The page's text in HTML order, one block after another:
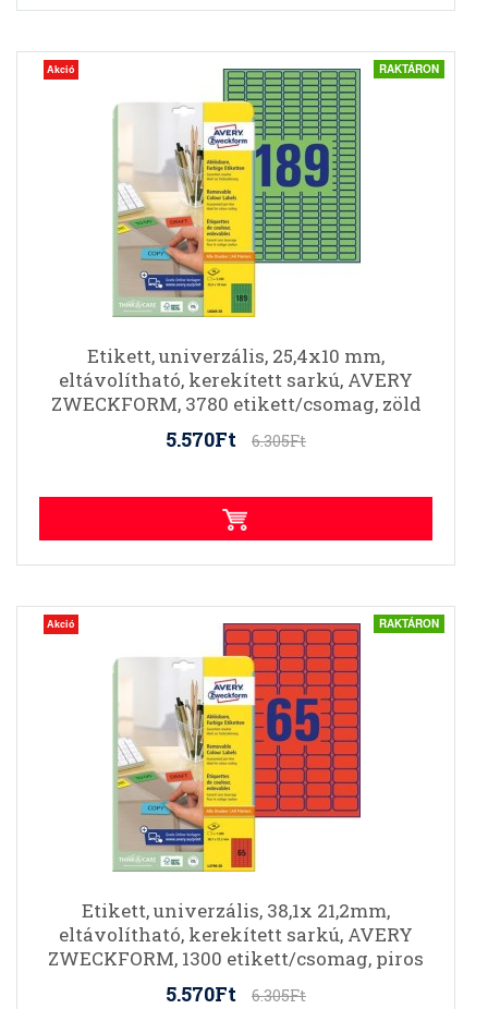
Akció RAKTÁRON
Etikett, univerzális, 25,4x10 mm,
eltávolítható, kerekített sarkú, AVERY
ZWECKFORM, 3780 etikett/csomag, zöld
5.570Ft 6.305Ft
Akció RAKTÁRON
Etikett, univerzális, 38,1x 21,2mm,
eltávolítható, kerekített sarkú, AVERY
ZWECKFORM, 1300 etikett/csomag, piros
5.570Ft 6.305Ft